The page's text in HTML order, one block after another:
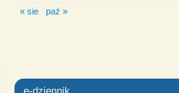
« sie
paź »
e-dziennik